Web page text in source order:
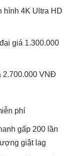
hình 4K Ultra HD
giá 1.300.000
2.700.000 VNĐ
phí
gấp 200 lần
giật lag